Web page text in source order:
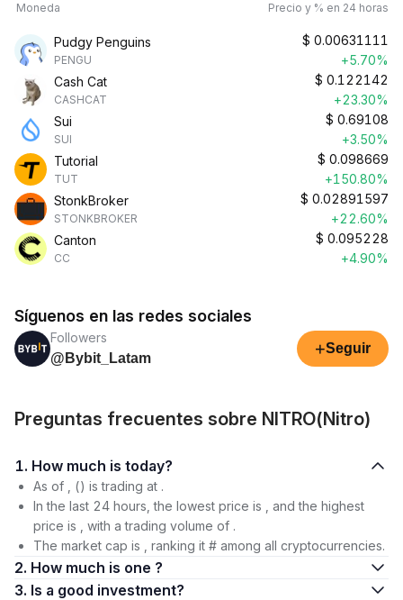
Moneda Precio y % en 24 horas
Pudgy Penguins
PENGU
$ 0.00631111
+5.70%
Cash Cat
CASHCAT
$ 0.122142
+23.30%
Sui
SUI
$ 0.69108
+3.50%
Tutorial
TUT
$ 0.098669
+150.80%
StonkBroker
STONKBROKER
$ 0.02891597
+22.60%
Canton
CC
$ 0.095228
+4.90%
Síguenos en las redes sociales
Followers
@Bybit_Latam
+Seguir
Preguntas frecuentes sobre NITRO(Nitro)
1. How much is today?
As of , () is trading at .
In the last 24 hours, the lowest price is , and the highest
price is , with a trading volume of .
The market cap is , ranking it # among all cryptocurrencies.
2. How much is one ?
3. Is a good investment?